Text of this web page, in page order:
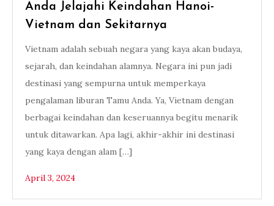
Anda Jelajahi Keindahan Hanoi-
Vietnam dan Sekitarnya
Vietnam adalah sebuah negara yang kaya akan budaya,
sejarah, dan keindahan alamnya. Negara ini pun jadi
destinasi yang sempurna untuk memperkaya
pengalaman liburan Tamu Anda. Ya, Vietnam dengan
berbagai keindahan dan keseruannya begitu menarik
untuk ditawarkan. Apa lagi, akhir-akhir ini destinasi
yang kaya dengan alam […]
April 3, 2024